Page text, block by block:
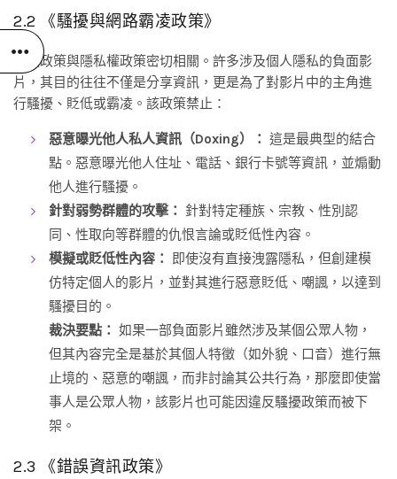
2.2 《騷擾與網路霸凌政策》
這項政策與隱私權政策密切相關。許多涉及個人隱私的負面影
片，其目的往往不僅是分享資訊，更是為了對影片中的主角進
行騷擾、貶低或霸凌。該政策禁止：
惡意曝光他人私人資訊（Doxing）： 這是最典型的結合
點。惡意曝光他人住址、電話、銀行卡號等資訊，並煽動
他人進行騷擾。
針對弱勢群體的攻擊： 針對特定種族、宗教、性別認
同、性取向等群體的仇恨言論或貶低性內容。
模擬或貶低性內容：
即使沒有直接洩露隱私，但創建模
仿特定個人的影片，並對其進行惡意貶低、嘲諷，以達到
騷擾目的。
裁決要點： 如果一部負面影片雖然涉及某個公眾人物，
但其內容完全是基於其個人特徵（如外貌、口音）進行無
止境的、惡意的嘲諷，而非討論其公共行為，那麼即使當
事人是公眾人物，該影片也可能因違反騷擾政策而被下
架。
2.3 《錯誤資訊政策》